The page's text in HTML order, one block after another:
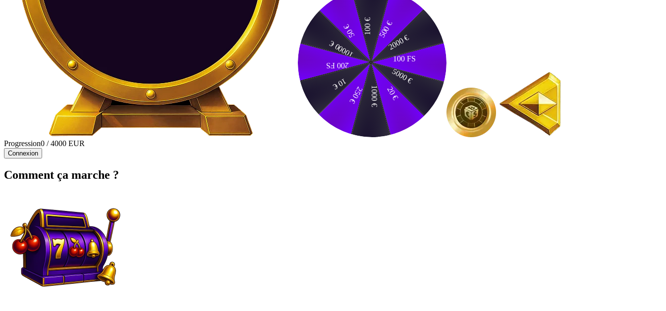
100 FS
5000 €
20 €
1000 €
250 €
10 €
200 FS
10000 €
50 € 100 € 500 €
2000 €
Progression0 / 4000 EUR
Connexion
Comment ça marche ?